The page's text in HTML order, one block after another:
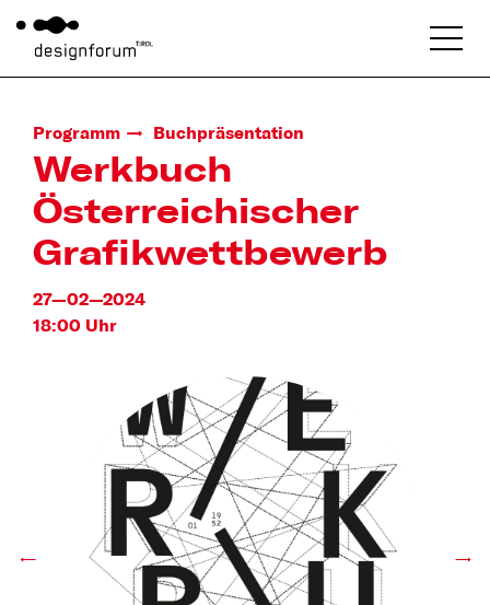
Programm Buchpräsentation
Werkbuch
Österreichischer
Grafikwettbewerb
27—02—2024
18:00 Uhr
← →